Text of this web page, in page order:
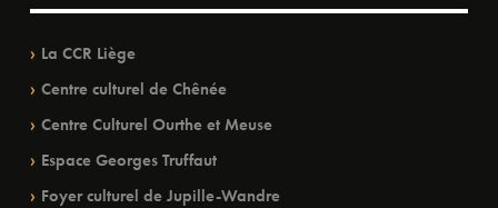
La CCR Liège
Centre culturel de Chênée
Centre Culturel Ourthe et Meuse
Espace Georges Truffaut
Foyer culturel de Jupille-Wandre